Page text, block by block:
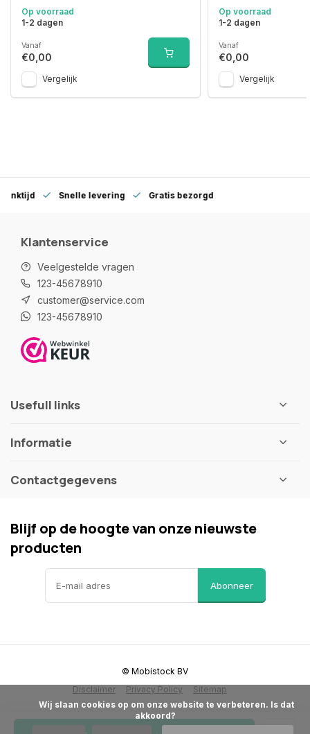
Op voorraad
1-2 dagen
Vanaf
€0,00
Vergelijk
Op voorraad
1-2 dagen
Vanaf
€0,00
Vergelijk
Snelle levering Gratis bezorgd
Klantenservice
Veelgestelde vragen
123-45678910
customer@service.com
123-45678910
Usefull links
Informatie
Contactgegevens
Blijf op de hoogte van onze nieuwste
producten
Abonneer
Disclaimer Privacy Policy Sitemap
© Mobistock BV
akkoord?